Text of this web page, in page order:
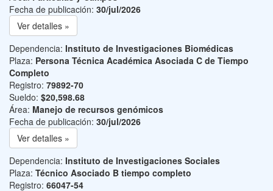
Fecha de publicación: 30/jul/2026
Ver detalles »
Dependencia: Instituto de Investigaciones Biomédicas
Plaza: Persona Técnica Académica Asociada C de Tiempo
Completo
Registro: 79892-70
Sueldo: $20,598.68
Área: Manejo de recursos genómicos
Fecha de publicación: 30/jul/2026
Ver detalles »
Dependencia: Instituto de Investigaciones Sociales
Plaza: Técnico Asociado B tiempo completo
Registro: 66047-54